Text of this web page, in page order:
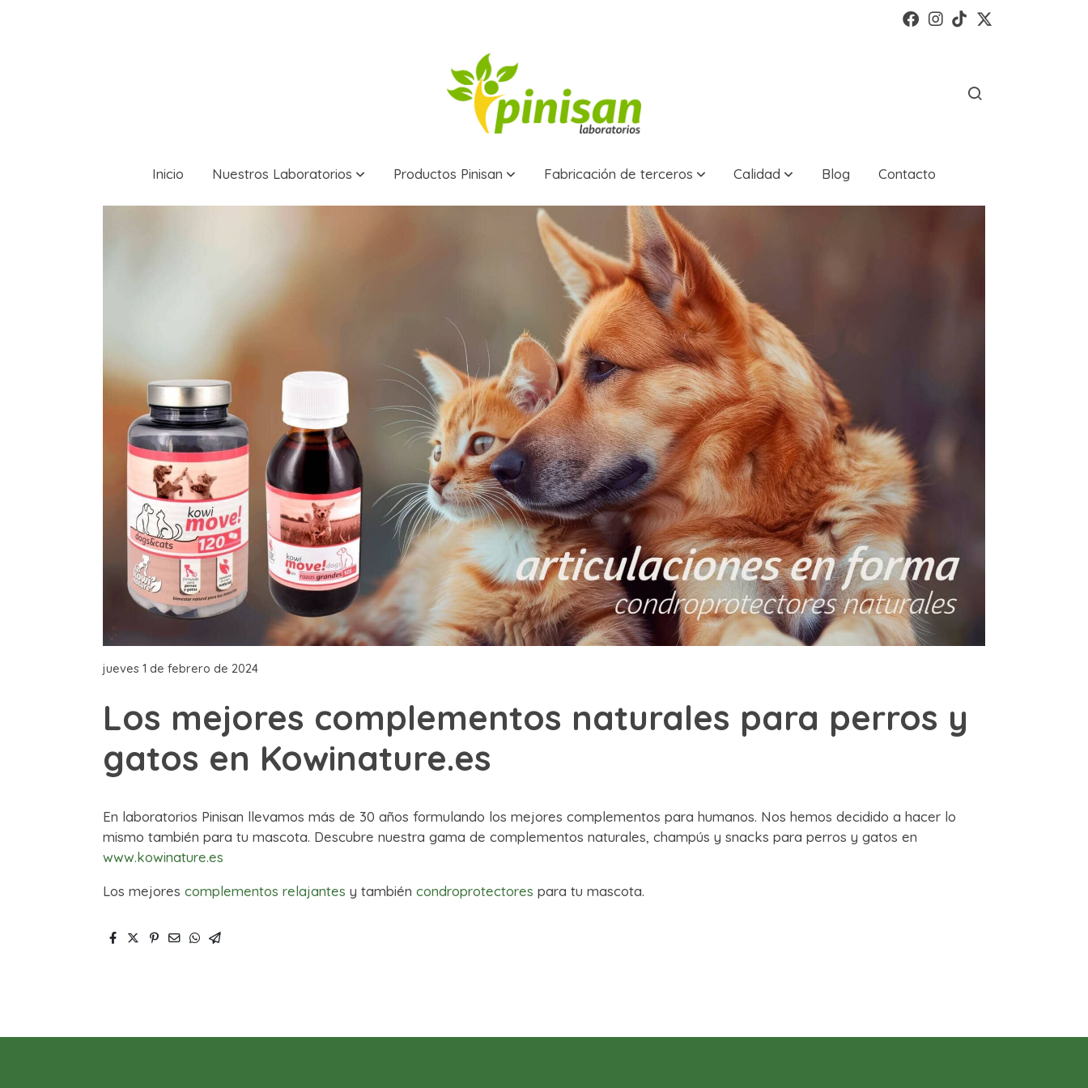
Inicio Nuestros Laboratorios Productos Pinisan Fabricación de terceros Calidad Blog Contacto
jueves 1 de febrero de 2024
Los mejores complementos naturales para perros y
gatos en Kowinature.es
En laboratorios Pinisan llevamos más de 30 años formulando los mejores complementos para humanos. Nos hemos decidido a hacer lo
mismo también para tu mascota. Descubre nuestra gama de complementos naturales, champús y snacks para perros y gatos en
www.kowinature.es
Los mejorescomplementos relajantesy tambiéncondroprotectorespara tu mascota.